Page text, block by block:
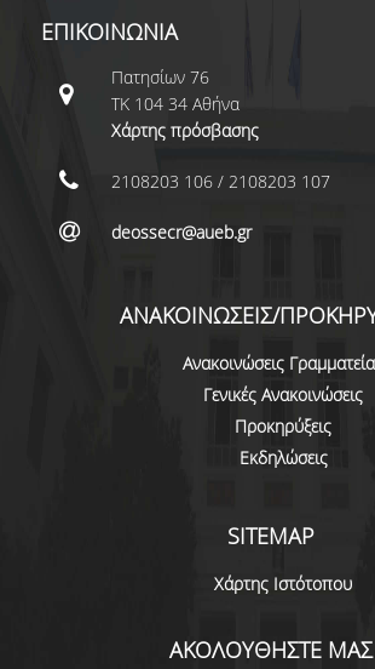
ΕΠΙΚΟΙΝΩΝΙΑ
Πατησίων 76
ΤΚ 104 34 Αθήνα
Χάρτης πρόσβασης
2108203 106 / 2108203 107
deossecr@aueb.gr
ΑΝΑΚΟΙΝΩΣΕΙΣ/
Ανακοινώσεις
Γενικές Ανακοινώσεις
Προκηρύξεις
Εκδηλώσεις
SITEMAP
Χάρτης Ιστότοπου
ΑΚΟΛΟΥΘΗΣΤΕ ΜΑΣ